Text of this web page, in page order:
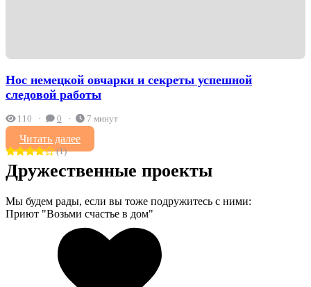
Нос немецкой овчарки и секреты успешной
следовой работы
110 0 7 минут
Читать далее
(1)
Дружественные проекты
Мы будем рады, если вы тоже подружитесь с ними:
Приют "Возьми счастье в дом"